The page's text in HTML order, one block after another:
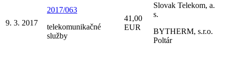
9. 3. 2017
2017/063
telekomunikačné
služby
41,00
EUR
Slovak Telekom, a.
s.
BYTHERM, s.r.o.
Poltár